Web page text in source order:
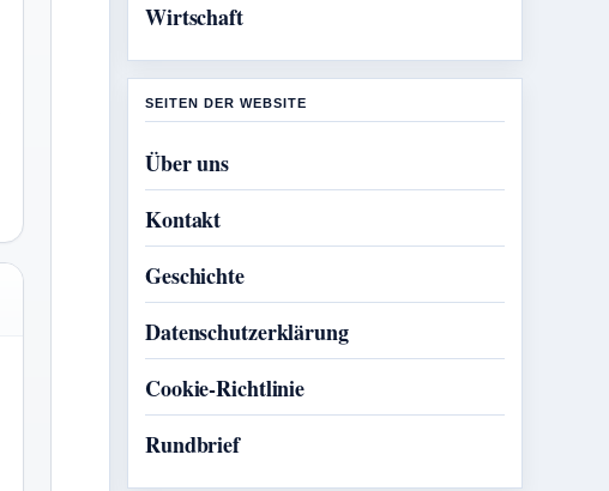
Wirtschaft
SEITEN DER WEBSITE
Über uns
Kontakt
Geschichte
Datenschutzerklärung
Cookie-Richtlinie
Rundbrief